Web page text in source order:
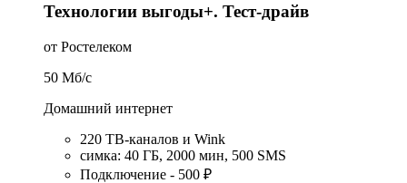
Технологии выгоды+. Тест-драйв
от Ростелеком
50 Мб/c
Домашний интернет
220 ТВ-каналов и Wink
симка: 40 ГБ, 2000 мин, 500 SMS
Подключение - 500 ₽